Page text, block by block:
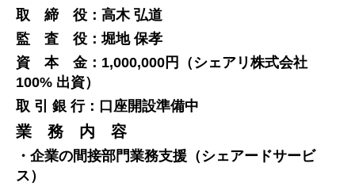
取 締 役：高木 弘道
監 査 役：堀地 保孝
資 本 金：1,000,000円（シェアリ株式会社
100% 出資）
取 引 銀 行：口座開設準備中
業 務 内 容
・企業の間接部門業務支援（シェアードサービ
ス）